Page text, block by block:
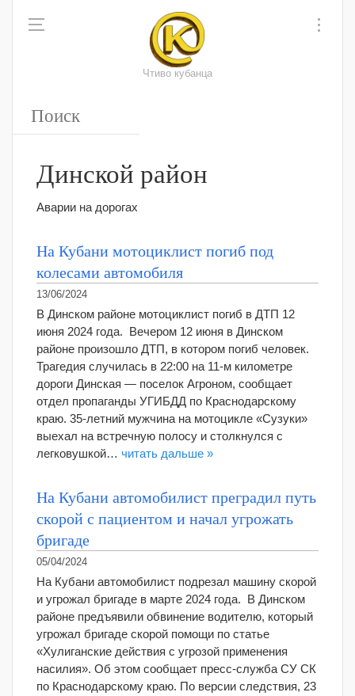
Чтиво кубанца
Динской район
Аварии на дорогах
На Кубани мотоциклист погиб под
колесами автомобиля
13/06/2024
В Динском районе мотоциклист погиб в ДТП 12
июня 2024 года. Вечером 12 июня в Динском
районе произошло ДТП, в котором погиб человек.
Трагедия случилась в 22:00 на 11-м километре
дороги Динская — поселок Агроном, сообщает
отдел пропаганды УГИБДД по Краснодарскому
краю. 35-летний мужчина на мотоцикле «Сузуки»
выехал на встречную полосу и столкнулся с
легковушкой… читать дальше »
На Кубани автомобилист преградил путь
скорой с пациентом и начал угрожать
бригаде
05/04/2024
На Кубани автомобилист подрезал машину скорой
и угрожал бригаде в марте 2024 года. В Динском
районе предъявили обвинение водителю, который
угрожал бригаде скорой помощи по статье
«Хулиганские действия с угрозой применения
насилия». Об этом сообщает пресс-служба СУ СК
по Краснодарскому краю. По версии следствия, 23